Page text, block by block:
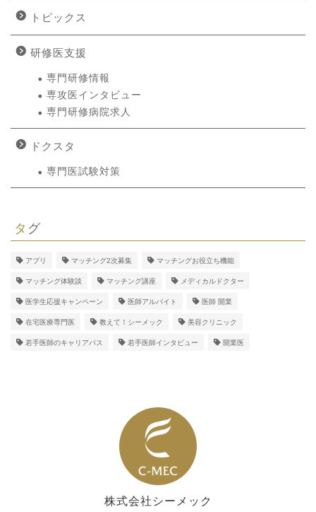
トピックス
研修医支援
専門研修情報
専攻医インタビュー
専門研修病院求人
ドクスタ
専門医試験対策
タグ
アプリ マッチング2次募集 マッチングお役立ち機能
マッチング体験談 マッチング講座 メディカルドクター
医学生応援キャンペーン 医師アルバイト 医師 開業
在宅医療専門医 教えて！シーメック 美容クリニック
若手医師のキャリアパス 若手医師インタビュー 開業医
株式会社シーメック